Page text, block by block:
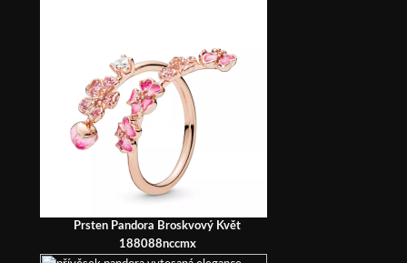
Prsten Pandora Broskvový Květ
188088nccmx